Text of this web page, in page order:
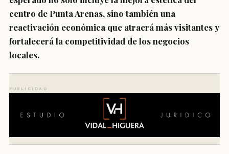
centro de Punta Arenas, sino también una
reactivación económica que atraerá más visitantes y
fortalecerá la competitividad de los negocios
locales.
PUBLICIDAD